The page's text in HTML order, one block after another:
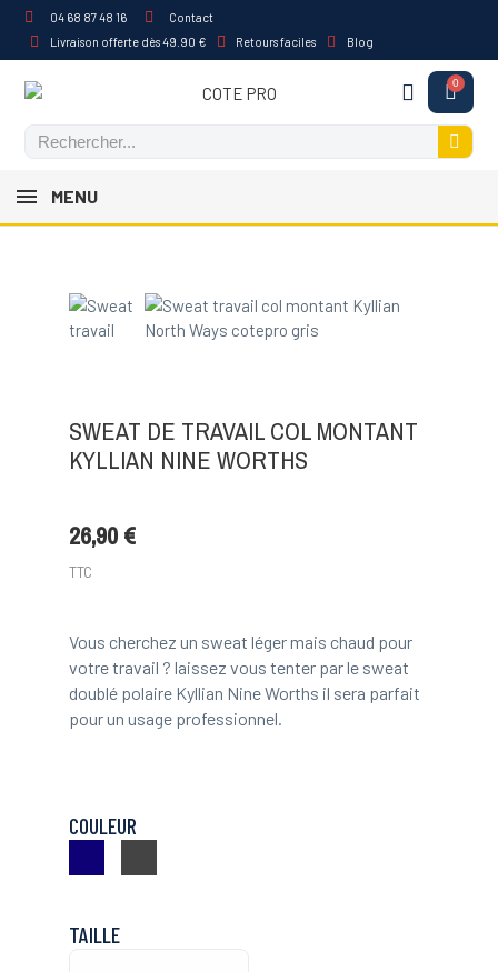
04 68 87 48 16
Contact
Livraison offerte dès 49.90 €
Retours faciles Blog
MENU
SWEAT DE TRAVAIL COL MONTANT
KYLLIAN NINE WORTHS
26,90 €
TTC
Vous cherchez un sweat léger mais chaud pour
votre travail ? laissez vous tenter par le sweat
doublé polaire Kyllian Nine Worths il sera parfait
pour un usage professionnel.
COULEUR
anthracite
TAILLE